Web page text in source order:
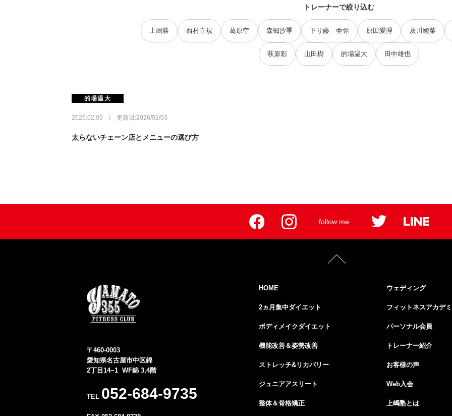
トレーナーで絞り込む
上嶋勝 西村直規 葛原空 森知沙季 下り藤 亜弥 原田愛理 及川綾菜
萩原彩 山田樹 的場温大 田中雄也
的場温大
2026.02.03 / 更新日:2026/02/03
太らないチェーン店とメニューの選び方
follow me
〒460-0003
愛知県名古屋市中区錦
2丁目14−1 WF錦 3,4階
TEL 052-684-9735
HOME
2ヵ月集中ダイエット
ボディメイクダイエット
機能改善＆姿勢改善
ストレッチ&リカバリー
ジュニアアスリート
整体＆骨格矯正
ウェディング
フィットネスアカデ
パーソナル会員
トレーナー紹介
お客様の声
Web入会
上嶋塾とは